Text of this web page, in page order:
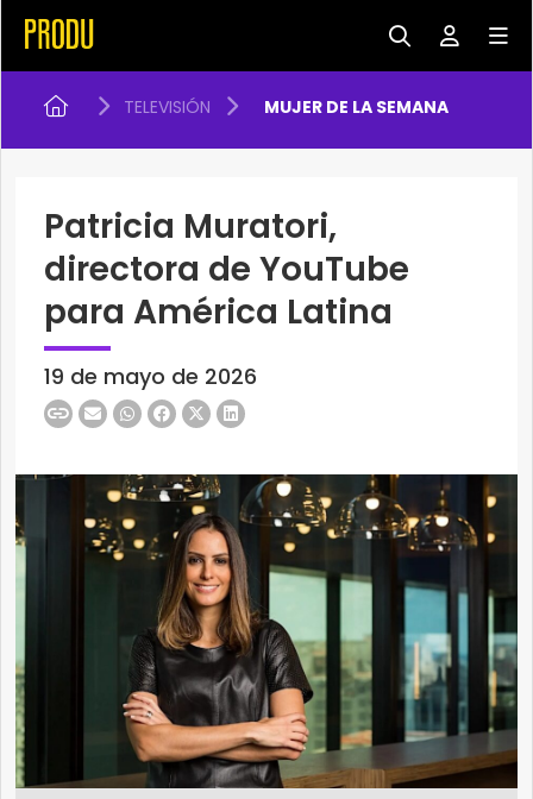
TELEVISIÓN MUJER DE LA SEMANA
Patricia Muratori,
directora de YouTube
para América Latina
19 de mayo de 2026